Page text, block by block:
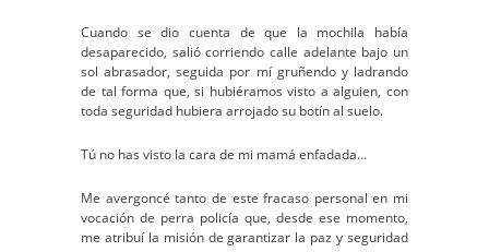
Cuando se dio cuenta de que la mochila había
desaparecido, salió corriendo calle adelante bajo un
sol abrasador, seguida por mí gruñendo y ladrando
de tal forma que, si hubiéramos visto a alguien, con
toda seguridad hubiera arrojado su botín al suelo.
Tú no has visto la cara de mi mamá enfadada…
Me avergoncé tanto de este fracaso personal en mi
vocación de perra policía que, desde ese momento,
me atribuí la misión de garantizar la paz y seguridad